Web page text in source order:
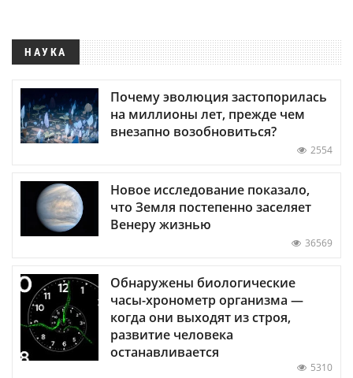
НАУКА
Почему эволюция застопорилась
на миллионы лет, прежде чем
внезапно возобновиться?
2554
Новое исследование показало,
что Земля постепенно заселяет
Венеру жизнью
36569
Обнаружены биологические
часы-хронометр организма —
когда они выходят из строя,
развитие человека
останавливается
5310